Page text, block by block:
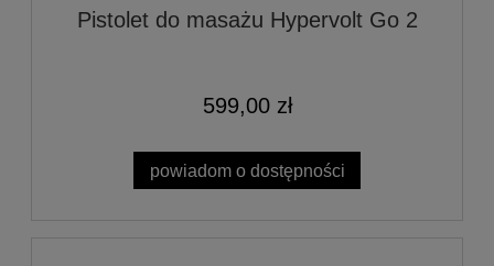
Pistolet do masażu Hypervolt Go 2
599,00 zł
powiadom o dostępności